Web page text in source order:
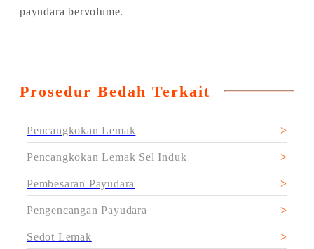
payudara bervolume.
Prosedur Bedah Terkait
Pencangkokan Lemak
Pencangkokan Lemak Sel Induk
Pembesaran Payudara
Pengencangan Payudara
Sedot Lemak